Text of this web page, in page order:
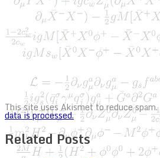
This site uses Akismet to reduce spam.
data is processed.
Related Posts